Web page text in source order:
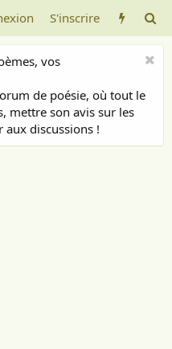
S'inscrire
vos
de poésie, où tout le
mettre son avis sur les
aux discussions !